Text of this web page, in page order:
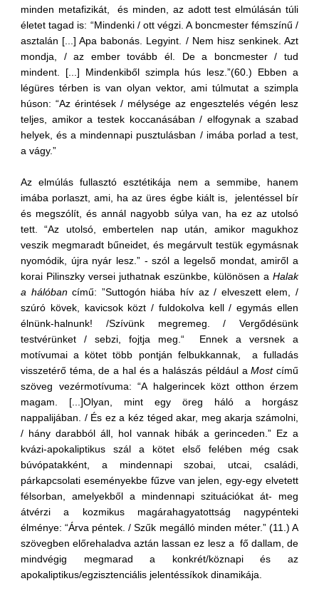
minden metafizikát, és minden, az adott test elmúlásán túli
életet tagad is: “Mindenki / ott végzi. A boncmester fémszínű /
asztalán [...] Apa babonás. Legyint. / Nem hisz senkinek. Azt
mondja, / az ember tovább él. De a boncmester / tud
mindent. [...] Mindenkiből szimpla hús lesz.”(60.) Ebben a
légüres térben is van olyan vektor, ami túlmutat a szimpla
húson: “Az érintések / mélysége az engesztelés végén lesz
teljes, amikor a testek koccanásában / elfogynak a szabad
helyek, és a mindennapi pusztulásban / imába porlad a test,
a vágy.”
Az elmúlás fullasztó esztétikája nem a semmibe, hanem
imába porlaszt, ami, ha az üres égbe kiált is, jelentéssel bír
és megszólít, és annál nagyobb súlya van, ha ez az utolsó
tett. “Az utolsó, embertelen nap után, amikor magukhoz
veszik megmaradt bűneidet, és megárvult testük egymásnak
nyomódik, újra nyár lesz.” - szól a legelső mondat, amiről a
korai Pilinszky versei juthatnak eszünkbe, különösen a Halak
a hálóbancímű: ”Suttogón hiába hív az / elveszett elem, /
szúró kövek, kavicsok közt / fuldokolva kell / egymás ellen
élnünk-halnunk! /Szívünk megremeg. / Vergődésünk
testvérünket / sebzi, fojtja meg.“ Ennek a versnek a
motívumai a kötet több pontján felbukkannak, a fulladás
visszetérő téma, de a hal és a halászás például aMostcímű
szöveg vezérmotívuma: “A halgerincek közt otthon érzem
magam. [...]Olyan, mint egy öreg háló a horgász
nappalijában. / És ez a kéz téged akar, meg akarja számolni,
/ hány darabból áll, hol vannak hibák a gerinceden.” Ez a
kvázi-apokaliptikus szál a kötet első felében még csak
búvópatakként, a mindennapi szobai, utcai, családi,
párkapcsolati eseményekbe fűzve van jelen, egy-egy elvetett
félsorban, amelyekből a mindennapi szituációkat át- meg
átvérzi a kozmikus magárahagyatottság nagypénteki
élménye: “Árva péntek. / Szűk megálló minden méter.” (11.) A
szövegben előrehaladva aztán lassan ez lesz a fő dallam, de
mindvégig megmarad a konkrét/köznapi és az
apokaliptikus/egzisztenciális jelentéssíkok dinamikája.